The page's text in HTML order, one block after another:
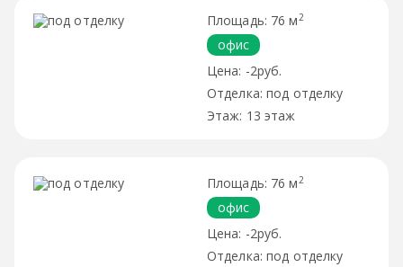
76 м 2
офис
-2руб.
под отделку
13 этаж
76 м 2
офис
-2руб.
под отделку